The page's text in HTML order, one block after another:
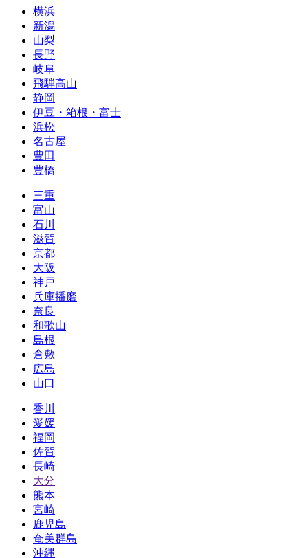
横浜
新潟
山梨
長野
岐阜
飛騨高山
静岡
伊豆・箱根・富士
浜松
名古屋
豊田
豊橋
三重
富山
石川
滋賀
京都
大阪
神戸
兵庫播磨
奈良
和歌山
島根
倉敷
広島
山口
香川
愛媛
福岡
佐賀
長崎
大分
熊本
宮崎
鹿児島
奄美群島
沖縄